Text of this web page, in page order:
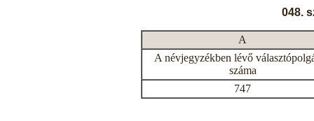
048.
A
A névjegyzékben lévő
száma
747